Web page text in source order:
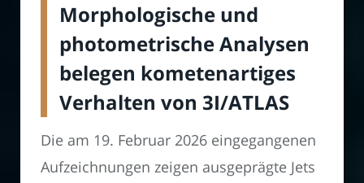
Morphologische und
photometrische Analysen
belegen kometenartiges
Verhalten von 3I/ATLAS
Die am 19. Februar 2026 eingegangenen
Aufzeichnungen zeigen ausgeprägte Jets